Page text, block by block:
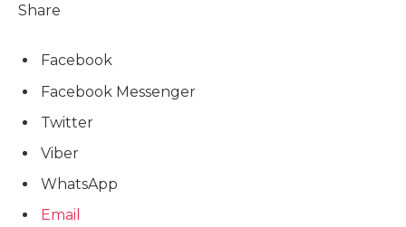
Share
Facebook
Facebook Messenger
Twitter
Viber
WhatsApp
Email